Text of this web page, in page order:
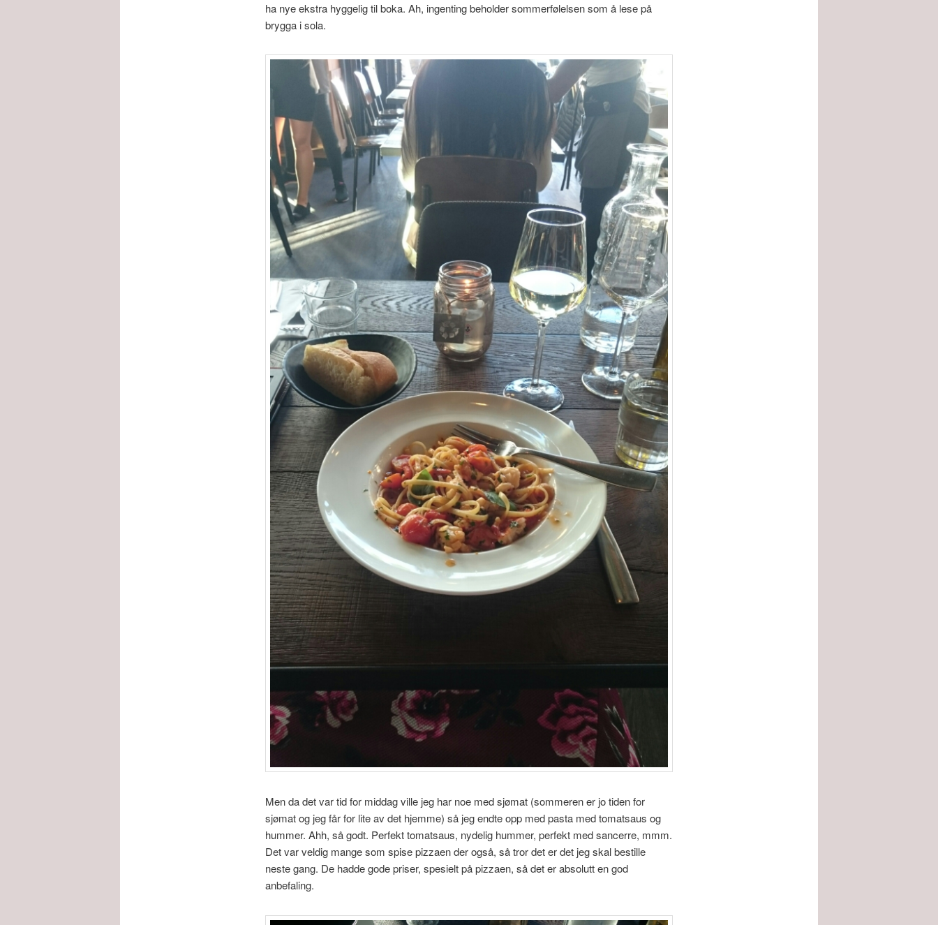
ha nye ekstra hyggelig til boka. Ah, ingenting beholder sommerfølelsen som å lese på
brygga i sola.
Men da det var tid for middag ville jeg har noe med sjømat (sommeren er jo tiden for
sjømat og jeg får for lite av det hjemme) så jeg endte opp med pasta med tomatsaus og
hummer. Ahh, så godt. Perfekt tomatsaus, nydelig hummer, perfekt med sancerre, mmm.
Det var veldig mange som spise pizzaen der også, så tror det er det jeg skal bestille
neste gang. De hadde gode priser, spesielt på pizzaen, så det er absolutt en god
anbefaling.